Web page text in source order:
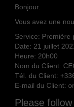
Bonjour.
Vous avez une
Service: Première
Date: 21 juillet
Heure: 20h00
Nom du Client:
Tél. du Client:
E-mail du Client:
Please